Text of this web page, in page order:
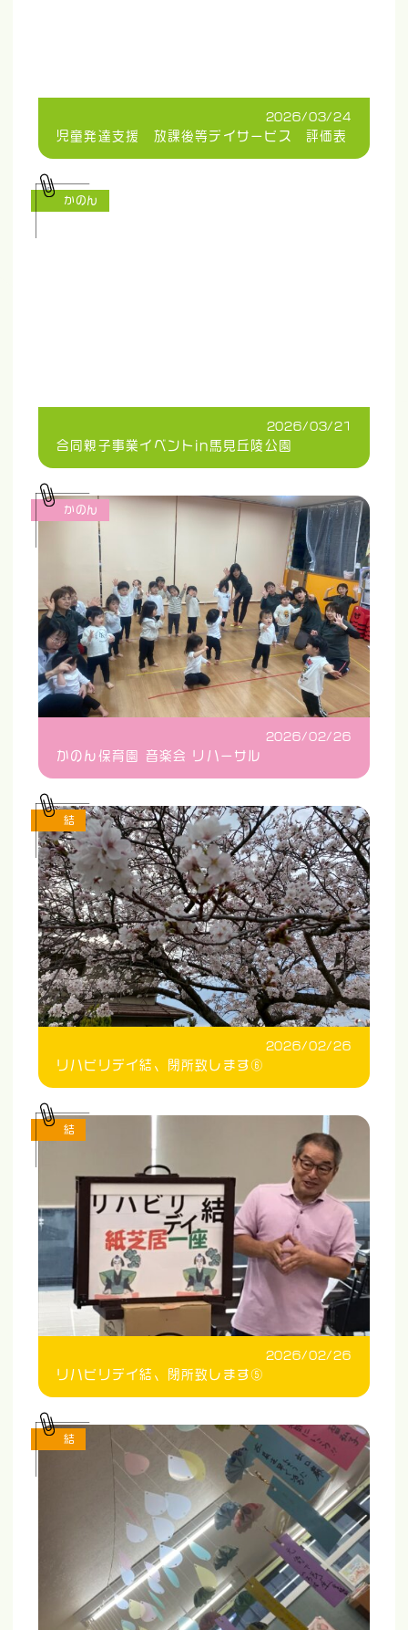
2026/03/24
児童発達支援 放課後等デイサービス 評価表
2026/03/21
合同親子事業イベントin馬見丘陵公園
かのん
2026/02/26
かのん保育園 音楽会 リハーサル
かのん
2026/02/26
リハビリデイ結、閉所致します⑥
結
2026/02/26
リハビリデイ結、閉所致します⑤
結
結